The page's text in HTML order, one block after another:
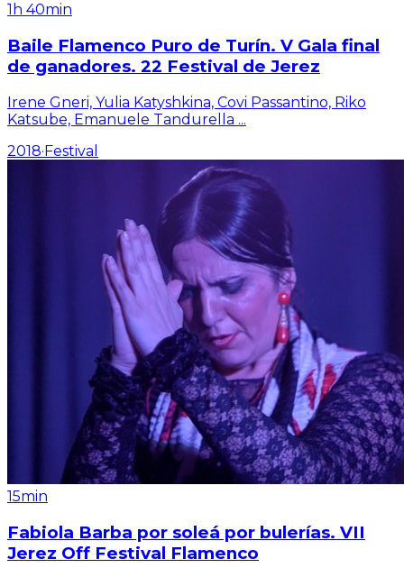
1h 40min
Baile Flamenco Puro de Turín. V Gala final
de ganadores. 22 Festival de Jerez
Irene Gneri, Yulia Katyshkina, Covi Passantino, Riko
Katsube, Emanuele Tandurella ...
2018·Festival
15min
Fabiola Barba por soleá por bulerías. VII
Jerez Off Festival Flamenco